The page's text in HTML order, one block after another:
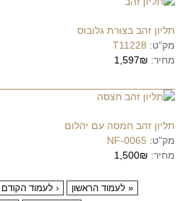
תליון זהב בצורת גלובוס
מק"ט: T11228
מחיר: 1,597₪
תליון זהב חמסה עם יהלום
מק"ט: NF-0065
מחיר: 1,500₪
« לעמוד הראשון ‹ לעמוד הקודם